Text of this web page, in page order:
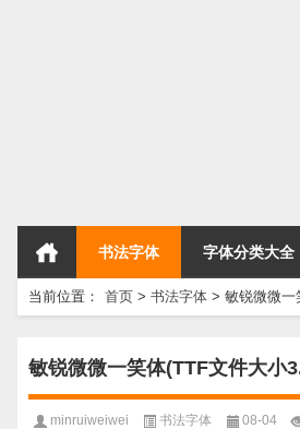
书法字体 字体分类大全
当前位置： 首页 > 书法字体 > 敏锐微微一
敏锐微微一笑体(TTF文件大小
minruiweiwei 书法字体 08-04